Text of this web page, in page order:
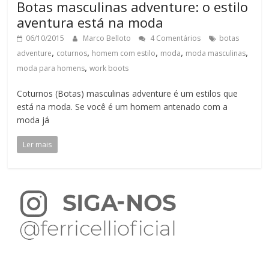
Botas masculinas adventure: o estilo
aventura está na moda
06/10/2015 Marco Belloto 4 Comentários
botas
adventure, coturnos, homem com estilo, moda, moda masculinas,
moda para homens,work boots
Coturnos (Botas) masculinas adventure é um estilos que
está na moda. Se você é um homem antenado com a
moda já
Ler mais